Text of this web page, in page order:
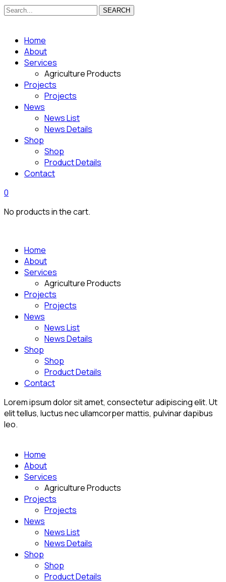
SEARCH
Home
About
Services
Agriculture Products
Projects
Projects
News
News List
News Details
Shop
Shop
Product Details
Contact
0
No products in the cart.
Home
About
Services
Agriculture Products
Projects
Projects
News
News List
News Details
Shop
Shop
Product Details
Contact
Lorem ipsum dolor sit amet, consectetur adipiscing elit. Ut
elit tellus, luctus nec ullamcorper mattis, pulvinar dapibus
leo.
Home
About
Services
Agriculture Products
Projects
Projects
News
News List
News Details
Shop
Shop
Product Details